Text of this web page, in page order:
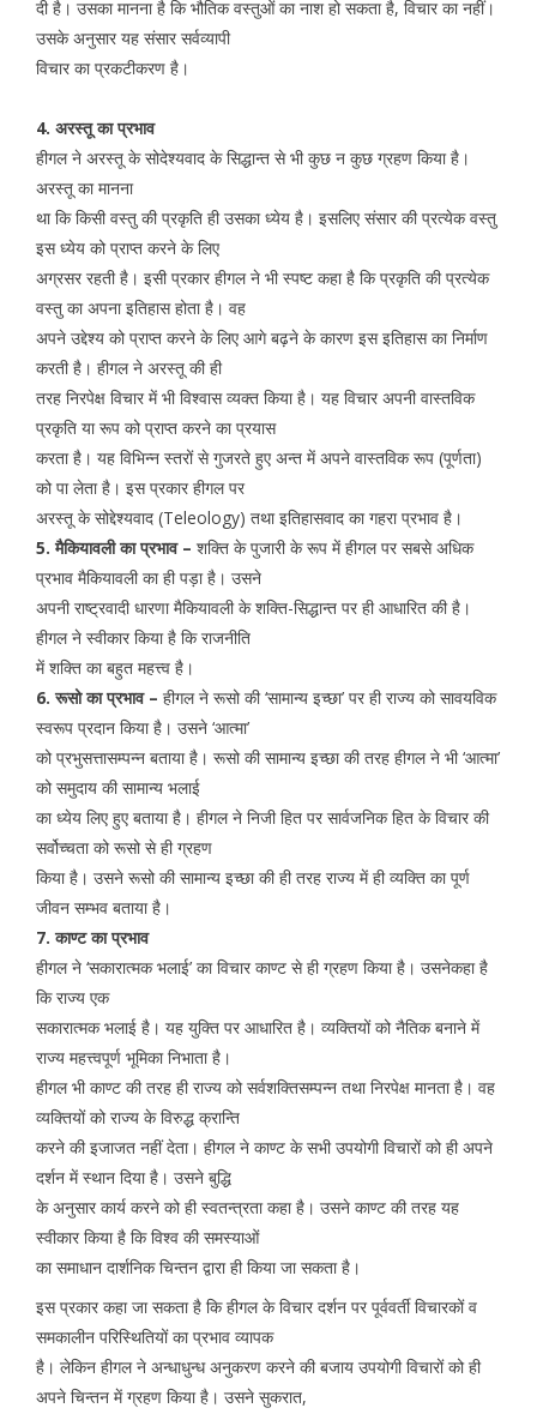
दी है। उसका मानना है कि भौतिक वस्तुओं का नाश हो सकता है, विचार का नहीं।
उसके अनुसार यह संसार सर्वव्यापी
विचार का प्रकटीकरण है।
4. अरस्तू का प्रभाव
हीगल ने अरस्तू के सोदेश्यवाद के सिद्धान्त से भी कुछ न कुछ ग्रहण किया है।
अरस्तू का मानना
था कि किसी वस्तु की प्रकृति ही उसका ध्येय है। इसलिए संसार की प्रत्येक वस्तु
इस ध्येय को प्राप्त करने के लिए
अग्रसर रहती है। इसी प्रकार हीगल ने भी स्पष्ट कहा है कि प्रकृति की प्रत्येक
वस्तु का अपना इतिहास होता है। वह
अपने उद्देश्य को प्राप्त करने के लिए आगे बढ़ने के कारण इस इतिहास का निर्माण
करती है। हीगल ने अरस्तू की ही
तरह निरपेक्ष विचार में भी विश्वास व्यक्त किया है। यह विचार अपनी वास्तविक
प्रकृति या रूप को प्राप्त करने का प्रयास
करता है। यह विभिन्न स्तरों से गुजरते हुए अन्त में अपने वास्तविक रूप (पूर्णता)
को पा लेता है। इस प्रकार हीगल पर
अरस्तू के सोद्देश्यवाद (Teleology) तथा इतिहासवाद का गहरा प्रभाव है।
5. मैकियावली का प्रभाव – शक्ति के पुजारी के रूप में हीगल पर सबसे अधिक
प्रभाव मैकियावली का ही पड़ा है। उसने
अपनी राष्ट्रवादी धारणा मैकियावली के शक्ति-सिद्धान्त पर ही आधारित की है।
हीगल ने स्वीकार किया है कि राजनीति
में शक्ति का बहुत महत्त्व है।
6. रूसो का प्रभाव – हीगल ने रूसो की ‘सामान्य इच्छा’ पर ही राज्य को सावयविक
स्वरूप प्रदान किया है। उसने ‘आत्मा’
को प्रभुसत्तासम्पन्न बताया है। रूसो की सामान्य इच्छा की तरह हीगल ने भी ‘आत्मा’
को समुदाय की सामान्य भलाई
का ध्येय लिए हुए बताया है। हीगल ने निजी हित पर सार्वजनिक हित के विचार की
सर्वोच्चता को रूसो से ही ग्रहण
किया है। उसने रूसो की सामान्य इच्छा की ही तरह राज्य में ही व्यक्ति का पूर्ण
जीवन सम्भव बताया है।
7. काण्ट का प्रभाव
हीगल ने ‘सकारात्मक भलाई’ का विचार काण्ट से ही ग्रहण किया है। उसनेकहा है
कि राज्य एक
सकारात्मक भलाई है। यह युक्ति पर आधारित है। व्यक्तियों को नैतिक बनाने में
राज्य महत्त्वपूर्ण भूमिका निभाता है।
हीगल भी काण्ट की तरह ही राज्य को सर्वशक्तिसम्पन्न तथा निरपेक्ष मानता है। वह
व्यक्तियों को राज्य के विरुद्ध क्रान्ति
करने की इजाजत नहीं देता। हीगल ने काण्ट के सभी उपयोगी विचारों को ही अपने
दर्शन में स्थान दिया है। उसने बुद्धि
के अनुसार कार्य करने को ही स्वतन्त्रता कहा है। उसने काण्ट की तरह यह
स्वीकार किया है कि विश्व की समस्याओं
का समाधान दार्शनिक चिन्तन द्वारा ही किया जा सकता है।
इस प्रकार कहा जा सकता है कि हीगल के विचार दर्शन पर पूर्ववर्ती विचारकों व
समकालीन परिस्थितियों का प्रभाव व्यापक
है। लेकिन हीगल ने अन्धाधुन्ध अनुकरण करने की बजाय उपयोगी विचारों को ही
अपने चिन्तन में ग्रहण किया है। उसने सुकरात,